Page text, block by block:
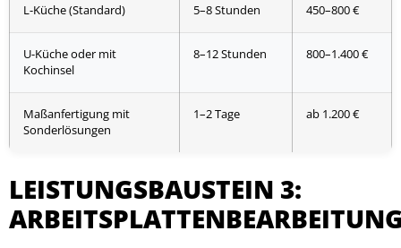
L-Küche (Standard) 5–8 Stunden 450–800 €
U-Küche oder mit
Kochinsel
8–12 Stunden 800–1.400 €
Maßanfertigung mit
Sonderlösungen
1–2 Tage ab 1.200 €
LEISTUNGSBAUSTEIN 3: